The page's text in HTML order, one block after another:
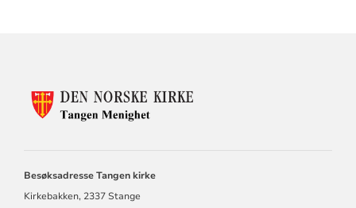
Besøksadresse Tangen kirke
Kirkebakken, 2337 Stange